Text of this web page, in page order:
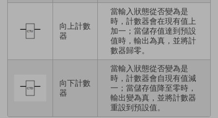
向上計數
器
當輸入狀態從否變為是
時，計數器會在現有值上
加一；當儲存值達到預設
值時，輸出為真，並將計
數器歸零。
向下計數
器
當輸入狀態從否變為是
時，計數器會自現有值減
一；當儲存值降至零時，
輸出變為真，並將計數器
重設到預設值。